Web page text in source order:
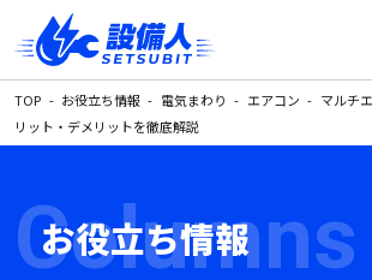
TOP お役立ち情報 電気まわり エアコン
マルチ
リット・デメリットを徹底解説
お役立ち情報
Columns